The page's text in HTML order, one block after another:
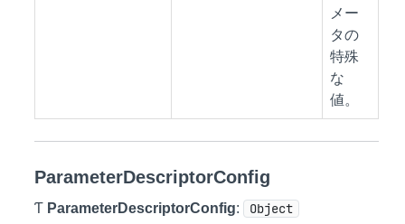
メー
タの
特殊
な
値。
ParameterDescriptorConfig
Ƭ ParameterDescriptorConfig: Object